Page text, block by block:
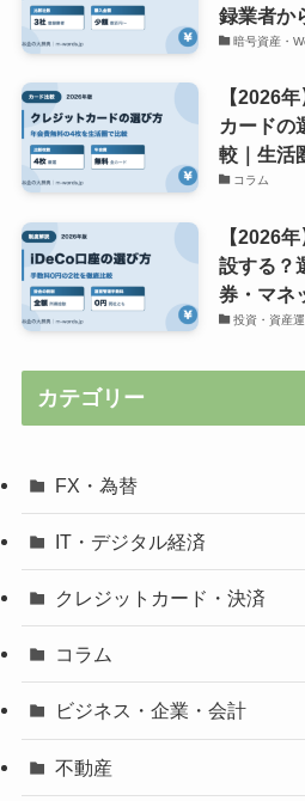
録業者か
暗号資産・
【2026
カードの
較｜生活
コラム
【2026
設する？
券・マネ
投資・資産
カテゴリー
FX・為替
IT・デジタル経済
クレジットカード・決済
コラム
ビジネス・企業・会計
不動産